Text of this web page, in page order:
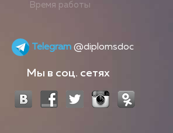
Время работы
Telegram @diplomsdoc
Мы в соц. сетях